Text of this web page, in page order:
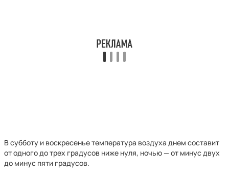
В субботу и воскресенье температура воздуха днем составит
от одного до трех градусов ниже нуля, ночью — от минус двух
до минус пяти градусов.